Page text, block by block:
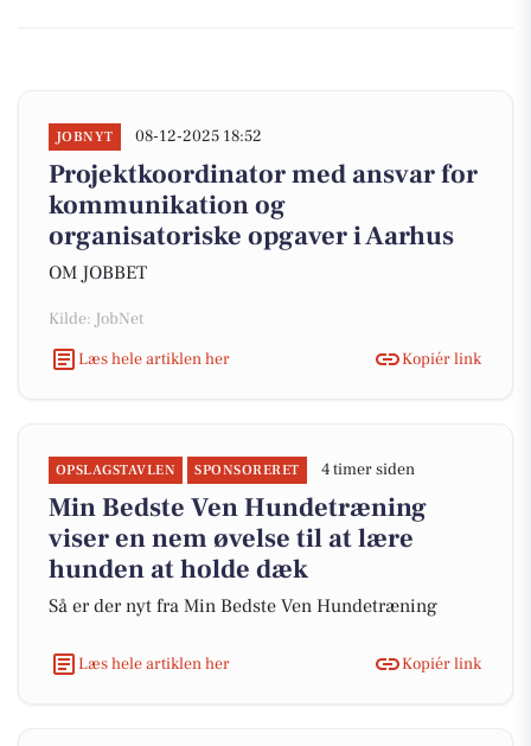
JOBNYT 08-12-2025 18:52
Projektkoordinator med ansvar for
kommunikation og
organisatoriske opgaver i Aarhus
OM JOBBET
Kilde: JobNet
Læs hele artiklen her
Kopiér link
OPSLAGSTAVLEN SPONSORERET 4 timer siden
Min Bedste Ven Hundetræning
viser en nem øvelse til at lære
hunden at holde dæk
Så er der nyt fra Min Bedste Ven Hundetræning
Læs hele artiklen her Kopiér link